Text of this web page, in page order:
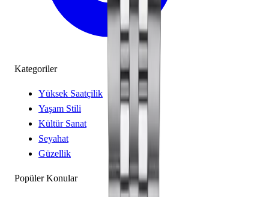
Kategoriler
Yüksek Saatçilik
Yaşam Stili
Kültür Sanat
Seyahat
Güzellik
Popüler Konular